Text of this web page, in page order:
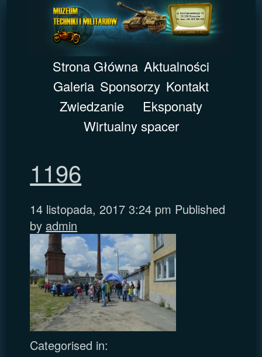
Strona Główna Aktualności
Galeria Sponsorzy Kontakt
Zwiedzanie
Eksponaty
Wirtualny spacer
1196
14 listopada, 2017 3:24 pm Published
by admin
Categorised in: